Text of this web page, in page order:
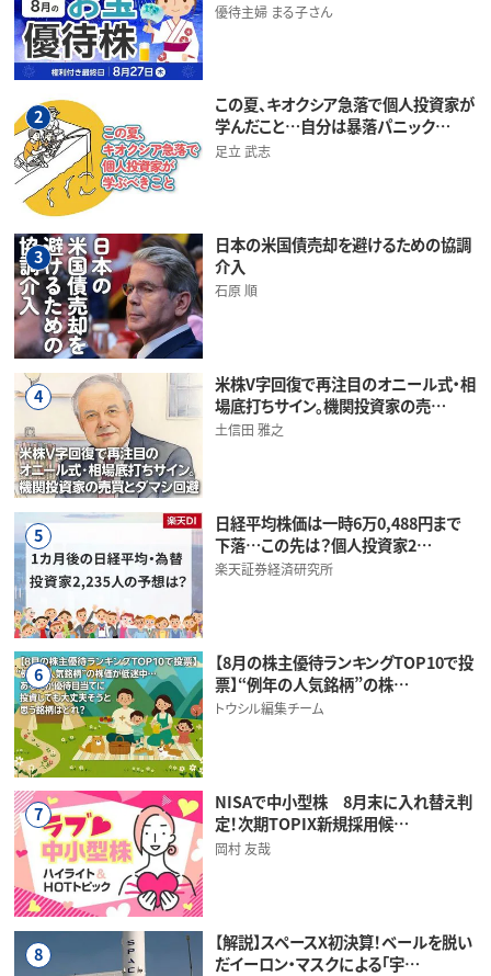
優待主婦 まる子さん
2
この夏、キオクシア急落で個人投資家が
学んだこと…自分は暴落パニック…
足立 武志
3
日本の米国債売却を避けるための協調
介入
石原 順
4
米株V字回復で再注目のオニール式・相
場底打ちサイン。機関投資家の売…
土信田 雅之
5
日経平均株価は一時6万0,488円まで
下落…この先は？個人投資家2…
楽天証券経済研究所
6
【8月の株主優待ランキングTOP10で投
票】“例年の人気銘柄”の株…
トウシル編集チーム
7
NISAで中小型株 8月末に入れ替え判
定！次期TOPIX新規採用候…
岡村 友哉
8
【解説】スペースX初決算！ベールを脱い
だイーロン・マスクによる「宇…